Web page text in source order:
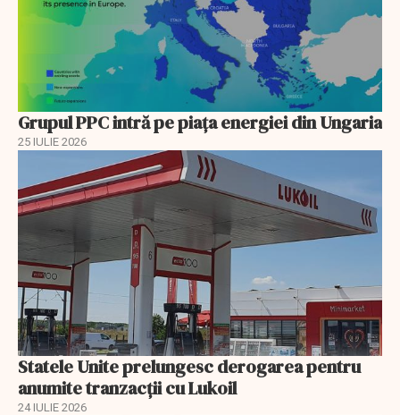
Grupul PPC intră pe piața energiei din Ungaria
25 IULIE 2026
Statele Unite prelungesc derogarea pentru
anumite tranzacții cu Lukoil
24 IULIE 2026